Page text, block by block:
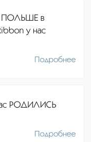
ПОЛЬШЕ в
у нас
Подробнее
РОДИЛИСЬ
Подробнее